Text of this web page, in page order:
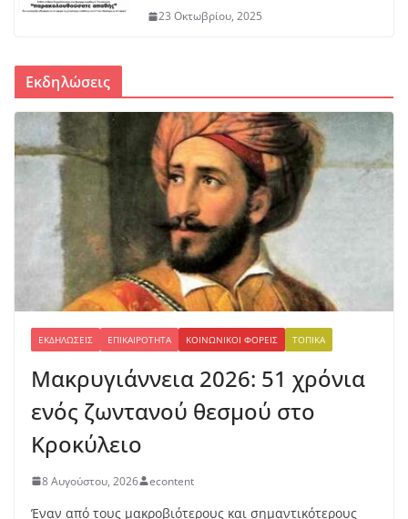
23 Οκτωβρίου, 2025
Εκδηλώσεις
ΕΚΔΗΛΏΣΕΙΣ ΕΠΙΚΑΙΡΌΤΗΤΑ ΚΟΙΝΩΝΙΚΟΊ ΦΟΡΕΊΣ ΤΟΠΙΚΆ
Μακρυγιάννεια 2026: 51 χρόνια
ενός ζωντανού θεσμού στο
Κροκύλειο
8 Αυγούστου, 2026 econtent
Έναν από τους μακροβιότερους και σημαντικότερους